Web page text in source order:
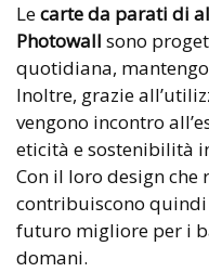
Lecarte da parati di
Photowall sono
quotidiana,
Inoltre, grazie
vengono incontro
eticità e sostenibilità
Con il loro design che
contribuiscono quindi
futuro migliore per i
domani.